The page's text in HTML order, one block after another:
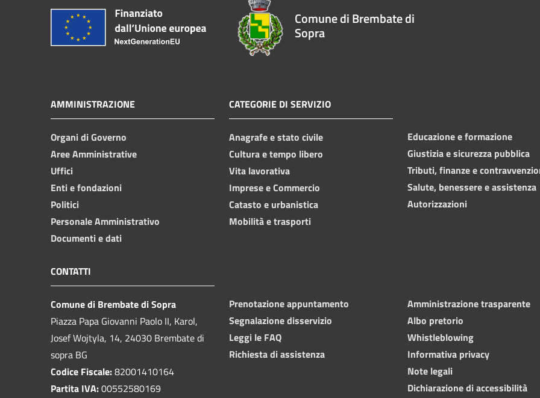
Comune di Brembate di
Sopra
AMMINISTRAZIONE
Organi di Governo
Aree Amministrative
Uffici
Enti e fondazioni
Politici
Personale Amministrativo
Documenti e dati
CATEGORIE DI SERVIZIO
Anagrafe e stato civile
Cultura e tempo libero
Vita lavorativa
Imprese e Commercio
Catasto e urbanistica
Mobilità e trasporti
Educazione e formazione
Giustizia e sicurezza pubblica
Tributi, finanze e
Salute, benessere e assistenza
Autorizzazioni
CONTATTI
Comune di Brembate di Sopra
Piazza Papa Giovanni Paolo II, Karol,
Josef Wojtyla, 14, 24030 Brembate di
sopra BG
Codice Fiscale:82001410164
Partita IVA:00552580169
Prenotazione appuntamento
Segnalazione disservizio
Leggi le FAQ
Richiesta di assistenza
Amministrazione trasparente
Albo pretorio
Whistleblowing
Informativa privacy
Note legali
Dichiarazione di accessibilità